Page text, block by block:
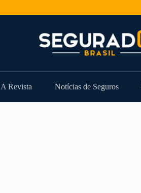
A Revista Notícias de Seguros